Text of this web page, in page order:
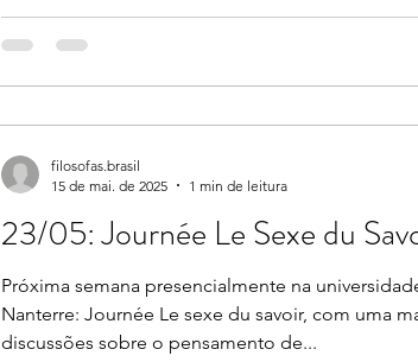
23/05: Journée Le Sexe du
Próxima semana presencialmente na
Nanterre: Journée Le sexe du savoir, com uma
discussões sobre o pensamento de...
filosofas.brasil
15 de mai. de 2025
1 min de leitura